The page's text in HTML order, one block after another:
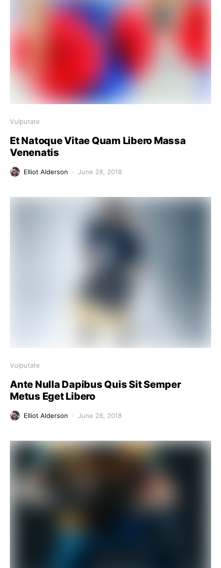
Vulputate
Et Natoque Vitae Quam Libero Massa
Venenatis
Elliot Alderson June 28, 2018
Vulputate
Ante Nulla Dapibus Quis Sit Semper
Metus Eget Libero
Elliot Alderson June 28, 2018